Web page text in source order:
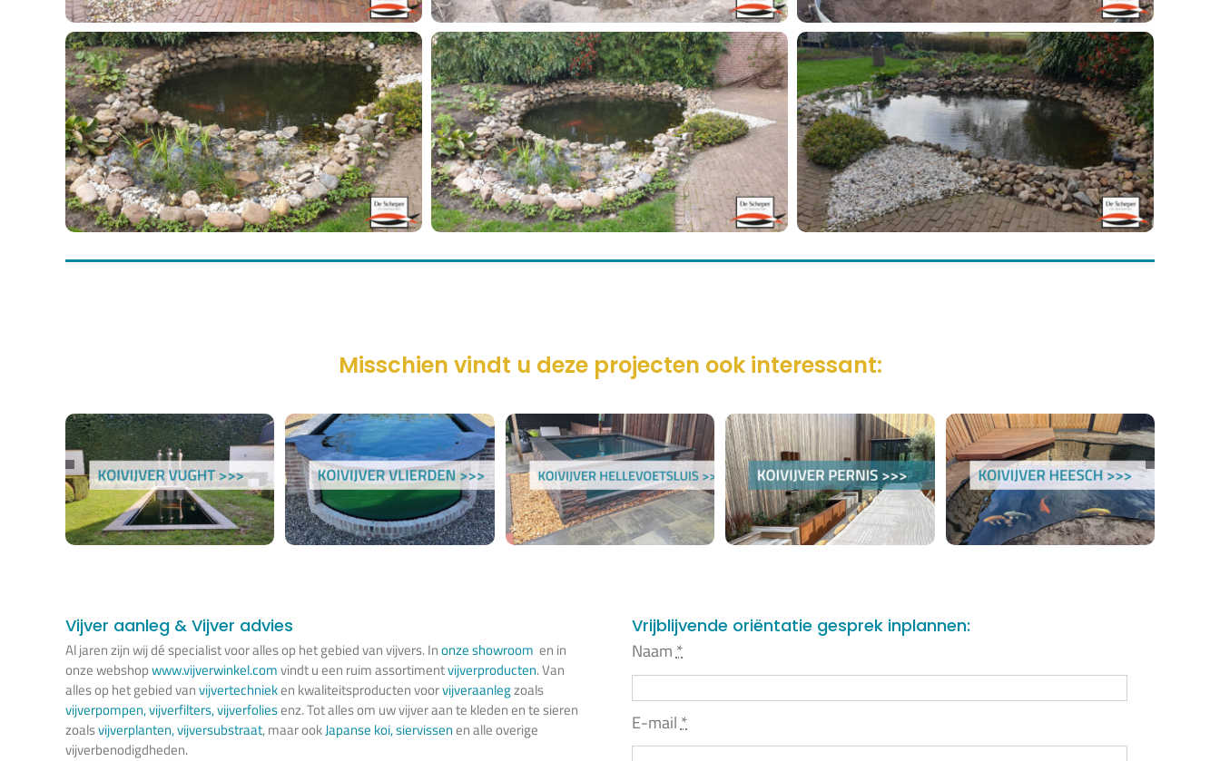
Misschien vindt u deze projecten ook interessant:
Vijver aanleg & Vijver advies
Al jaren zijn wij dé specialist voor alles op het gebied van vijvers. Inonze showroom en in
onze webshopwww.vijverwinkel.comvindt u een ruim assortimentvijverproducten. Van
alles op het gebied vanvijvertechnieken kwaliteitsproducten voorvijveraanlegzoals
vijverpompen,vijverfilters,vijverfoliesenz. Tot alles om uw vijver aan te kleden en te sieren
zoalsvijverplanten,vijversubstraat, maar ookJapanse koi,siervissenen alle overige
vijverbenodigdheden.
Vrijblijvende oriëntatie gesprek inplannen:
Naam*
E-mail*